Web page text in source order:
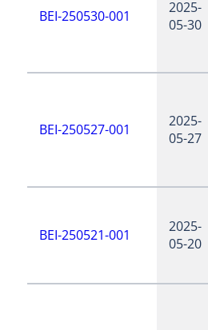
BEI-250530-001
2025-
05-30
BEI-250527-001
2025-
05-27
BEI-250521-001
2025-
05-20